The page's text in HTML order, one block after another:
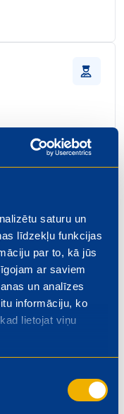
saturu un
līdzekļu funkcijas
par to, kā jūs
ar saviem
un analīzes
informāciju, ko
lietojat viņu